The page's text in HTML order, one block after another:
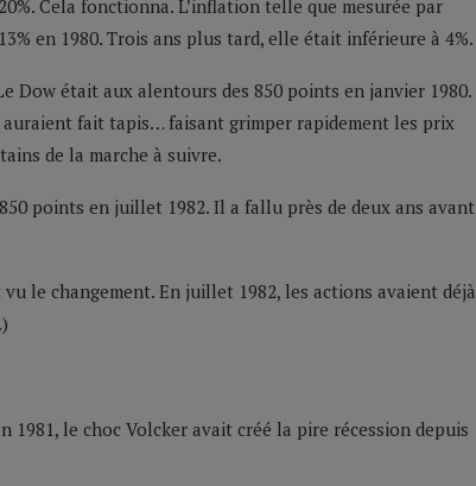
Cela fonctionna. L’inflation telle que mesurée par
en 1980. Trois ans plus tard, elle était inférieure à 4%.
Dow était aux alentours des 850 points en janvier 1980.
fait tapis… faisant grimper rapidement les prix
de la marche à suivre.
points en juillet 1982. Il a fallu près de deux ans avant
le changement. En juillet 1982, les actions avaient déjà
1981, le choc Volcker avait créé la pire récession depuis